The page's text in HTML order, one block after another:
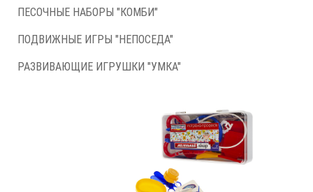
ПЕСОЧНЫЕ НАБОРЫ "КОМБИ"
ПОДВИЖНЫЕ ИГРЫ "НЕПОСЕДА"
РАЗВИВАЮЩИЕ ИГРУШКИ "УМКА"